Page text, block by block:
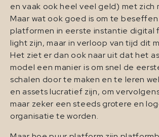
en vaak ook heel veel geld) met zich
Maar wat ook goed is om te
platformen in eerste instantie digital
light zijn, maar in verloop van tijd dit
Het ziet er dan ook naar uit dat het
model een manier is om snel de
schalen door te maken en te leren
en assets lucratief zijn, om
maar zeker een steeds grotere en
organisatie te worden.